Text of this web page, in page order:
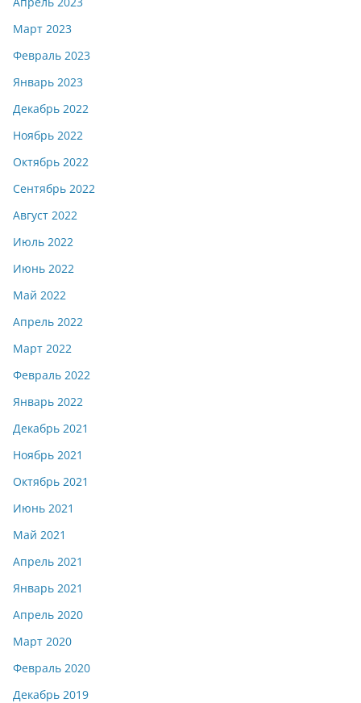
Март 2023
Февраль 2023
Январь 2023
Декабрь 2022
Ноябрь 2022
Октябрь 2022
Сентябрь 2022
Август 2022
Июль 2022
Июнь 2022
Май 2022
Апрель 2022
Март 2022
Февраль 2022
Январь 2022
Декабрь 2021
Ноябрь 2021
Октябрь 2021
Июнь 2021
Май 2021
Апрель 2021
Январь 2021
Апрель 2020
Март 2020
Февраль 2020
Декабрь 2019